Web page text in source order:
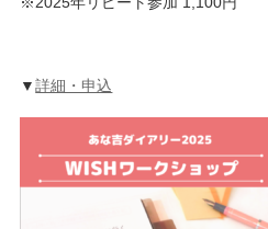
▼詳細・申込